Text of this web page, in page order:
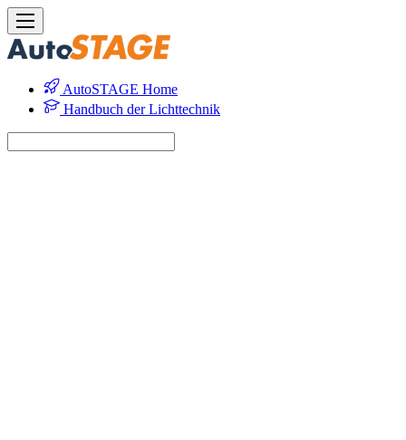
AutoSTAGE Home
Handbuch der Lichttechnik